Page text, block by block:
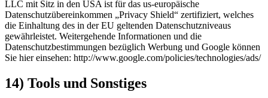
LLC mit Sitz in den USA ist für das us-europäische
Datenschutzübereinkommen „Privacy Shield“ zertifiziert, welches
die Einhaltung des in der EU geltenden Datenschutzniveaus
gewährleistet. Weitergehende Informationen und die
Datenschutzbestimmungen bezüglich Werbung und Google können
Sie hier einsehen: http://www.google.com/policies/technologies/ads/
14) Tools und Sonstiges